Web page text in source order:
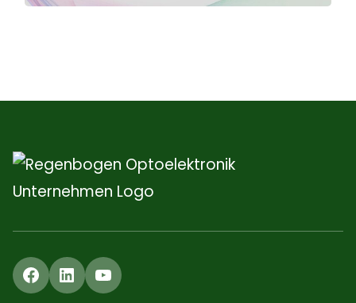
Facebook
LinkedInYouTube